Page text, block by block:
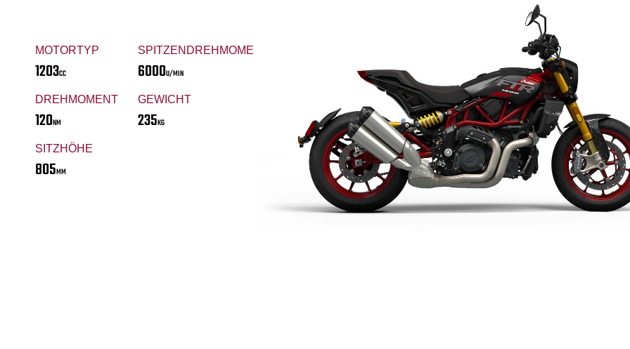
MOTORTYP
1203CC
SPITZENDREHMOMENT
6000U/MIN
DREHMOMENT
120NM
GEWICHT
235KG
SITZHÖHE
805MM